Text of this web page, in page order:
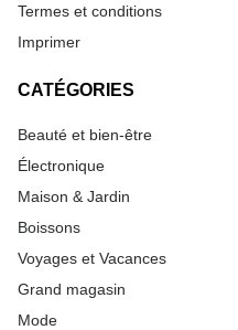
Termes et conditions
Imprimer
CATÉGORIES
Beauté et bien-être
Électronique
Maison & Jardin
Boissons
Voyages et Vacances
Grand magasin
Mode